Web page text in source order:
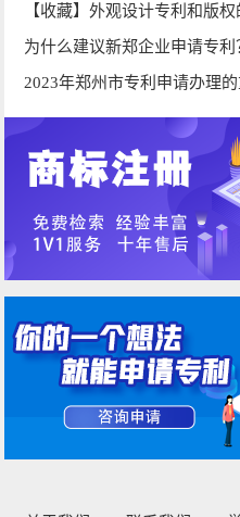
【收藏】外观设计专利和版权
为什么建议新郑企业申请专利
2023年郑州市专利申请办理